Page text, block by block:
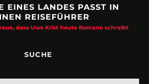
EINES LANDES PASST IN
REISEFÜHRER
dass Uwe Krist heute Romane schreibt
SUCHE